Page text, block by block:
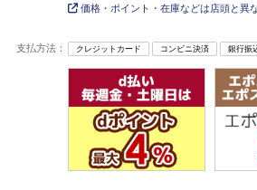
価格・ポイント・在庫などは店頭と異
支払方法： クレジットカード コンビニ決済 銀行振